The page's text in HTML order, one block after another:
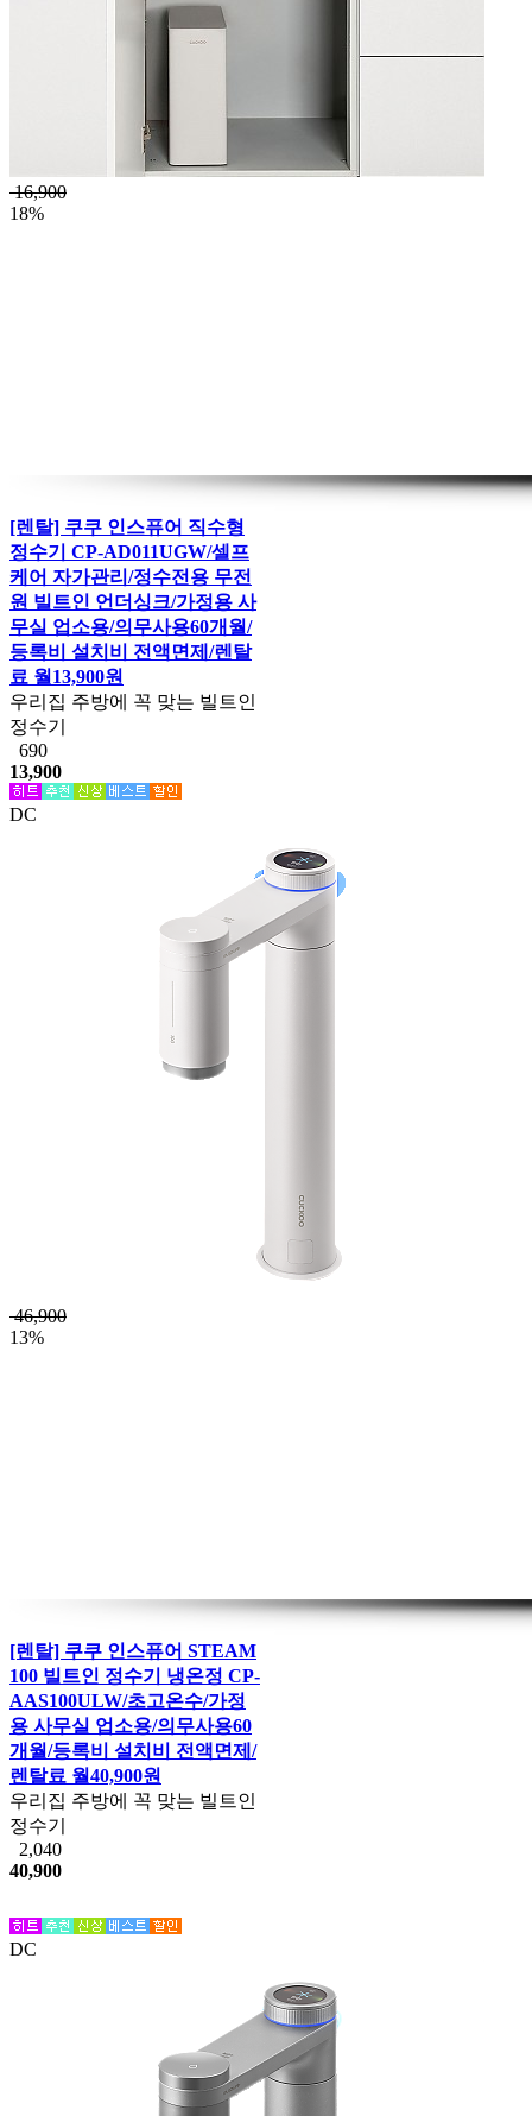
16,900
18%
[렌탈] 쿠쿠 인스퓨어 직수형
정수기 CP-AD011UGW/셀프
케어 자가관리/정수전용 무전
원 빌트인 언더싱크/가정용 사
무실 업소용/의무사용60개월/
등록비 설치비 전액면제/렌탈
료 월13,900원
우리집 주방에 꼭 맞는 빌트인
정수기
690
13,900
DC
46,900
13%
[렌탈] 쿠쿠 인스퓨어 STEAM
100 빌트인 정수기 냉온정 CP-
AAS100ULW/초고온수/가정
용 사무실 업소용/의무사용60
개월/등록비 설치비 전액면제/
렌탈료 월40,900원
우리집 주방에 꼭 맞는 빌트인
정수기
2,040
40,900
DC